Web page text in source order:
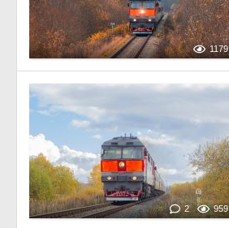
1179
2 959